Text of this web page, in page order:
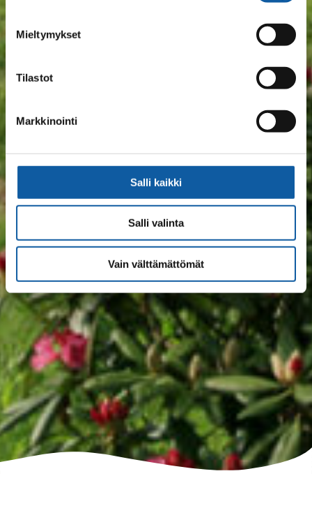
Mieltymykset
Tilastot
Markkinointi
Salli kaikki
Salli valinta
Vain välttämättömät